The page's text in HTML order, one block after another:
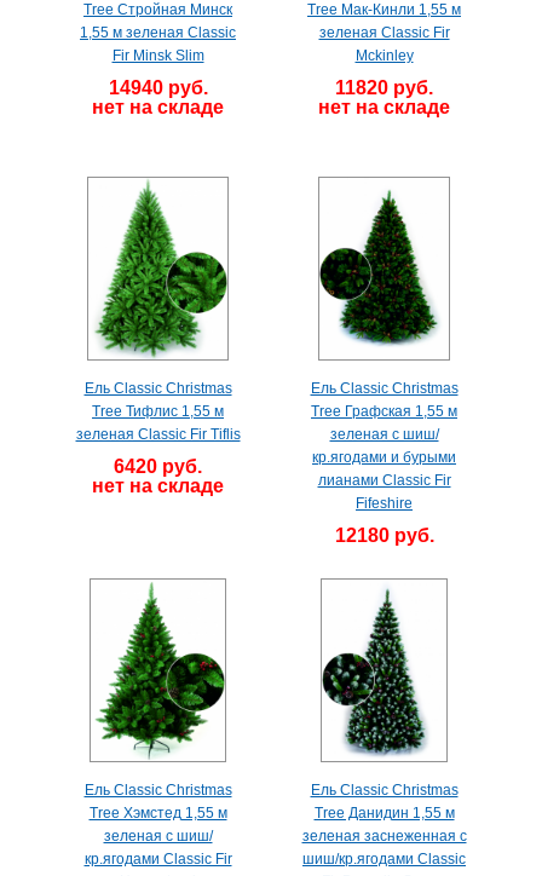
Tree Стройная Минск
1,55 м зеленая Classic
Fir Minsk Slim
14940 руб.
нет на складе
Tree Мак-Кинли 1,55 м
зеленая Classic Fir
Mckinley
11820 руб.
нет на складе
Ель Classic Christmas
Tree Тифлис 1,55 м
зеленая Classic Fir Tiflis
6420 руб.
нет на складе
Ель Classic Christmas
Tree Графская 1,55 м
зеленая с шиш/
кр.ягодами и бурыми
лианами Classic Fir
Fifeshire
12180 руб.
Ель Classic Christmas
Tree Хэмстед 1,55 м
зеленая с шиш/
кр.ягодами Classic Fir
Ель Classic Christmas
Tree Данидин 1,55 м
зеленая заснеженная с
шиш/кр.ягодами Classic